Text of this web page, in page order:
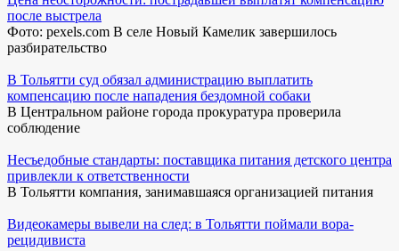
после выстрела
Фото: pexels.com В селе Новый Камелик завершилось
разбирательство
В Тольятти суд обязал администрацию выплатить
компенсацию после нападения бездомной собаки
В Центральном районе города прокуратура проверила
соблюдение
Несъедобные стандарты: поставщика питания детского центра
привлекли к ответственности
В Тольятти компания, занимавшаяся организацией питания
Видеокамеры вывели на след: в Тольятти поймали вора-
рецидивиста